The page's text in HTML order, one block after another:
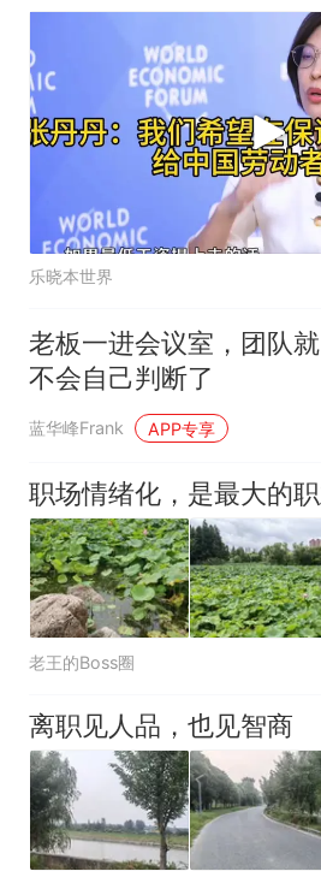
乐晓本世界
老板一进会议室，团队就
不会自己判断了
蓝华峰Frank APP专享
职场情绪化，是最大的
老王的Boss圈
离职见人品，也见智商